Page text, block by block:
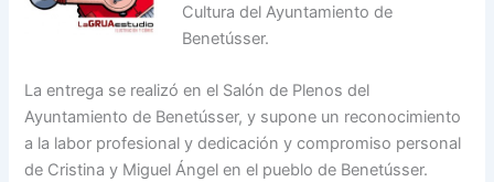
Cultura del Ayuntamiento de
Benetússer.
La entrega se realizó en el Salón de Plenos del
Ayuntamiento de Benetússer, y supone un reconocimiento
a la labor profesional y dedicación y compromiso personal
de Cristina y Miguel Ángel en el pueblo de Benetússer.